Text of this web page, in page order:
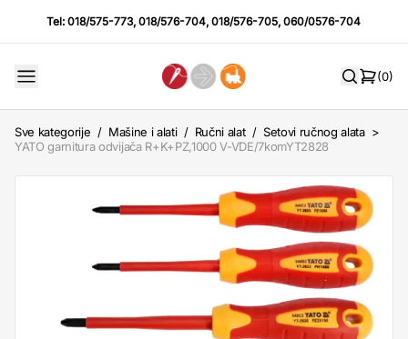
Tel:018/575-773,018/576-704,018/576-705,060/0576-704
(0)
Sve kategorije / Mašine i alati / Ručni alat / Setovi ručnog alata >
YATO garnitura odvijača R+K+PZ,1000 V-VDE/7komYT2828